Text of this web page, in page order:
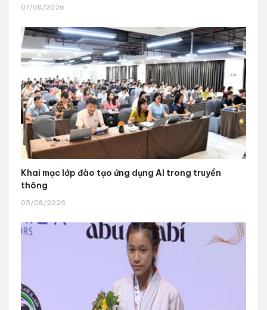
07/08/2026
Khai mạc lớp đào tạo ứng dụng AI trong truyền
thông
05/08/2026